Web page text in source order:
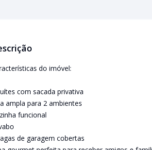
do imóvel:
com sacada privativa
ampla para 2 ambientes
funcional
de garagem cobertas